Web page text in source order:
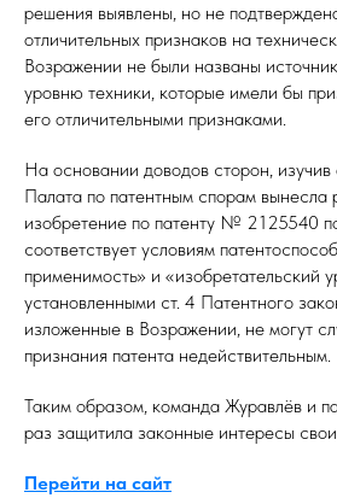
решения выявлены, но не
отличительных признаков на
Возражении не были названы
уровню техники, которые имели бы
его отличительными признаками.
На основании доводов сторон, изучив
Палата по патентным спорам вынесла
изобретение по патенту № 2125540
соответствует условиям
применимость» и «изобретательский
установленными ст. 4 Патентного
изложенные в Возражении, не могут
признания патента недействительным.
Таким образом, команда Журавлёв и
раз защитила законные интересы
Перейти на сайт